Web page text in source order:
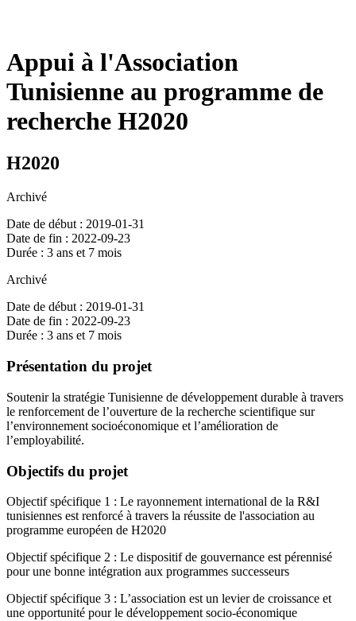
Appui à l'Association
Tunisienne au programme de
recherche H2020
H2020
Archivé
Date de début : 2019-01-31
Date de fin : 2022-09-23
Durée : 3 ans et 7 mois
Archivé
Date de début : 2019-01-31
Date de fin : 2022-09-23
Durée : 3 ans et 7 mois
Présentation du projet
Soutenir la stratégie Tunisienne de développement durable à travers
le renforcement de l’ouverture de la recherche scientifique sur
l’environnement socioéconomique et l’amélioration de
l’employabilité.
Objectifs du projet
Objectif spécifique 1 : Le rayonnement international de la R&I
tunisiennes est renforcé à travers la réussite de l'association au
programme européen de H2020
Objectif spécifique 2 : Le dispositif de gouvernance est pérennisé
pour une bonne intégration aux programmes successeurs
Objectif spécifique 3 : L’association est un levier de croissance et
une opportunité pour le développement socio-économique